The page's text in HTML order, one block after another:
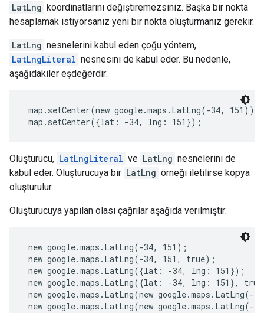
LatLng koordinatlarını değiştiremezsiniz. Başka bir nokta
hesaplamak istiyorsanız yeni bir nokta oluşturmanız gerekir.
LatLng nesnelerini kabul eden çoğu yöntem,
LatLngLiteral nesnesini de kabul eder. Bu nedenle,
aşağıdakiler eşdeğerdir:
map.setCenter(new google.maps.LatLng(-34, 151));
map.setCenter({lat: -34, lng: 151});
Oluşturucu, LatLngLiteral ve LatLng nesnelerini de
kabul eder. Oluşturucuya bir LatLng örneği iletilirse kopya
oluşturulur.
Oluşturucuya yapılan olası çağrılar aşağıda verilmiştir:
new google.maps.LatLng(-34, 151);
new google.maps.LatLng(-34, 151, true);
new google.maps.LatLng({lat: -34, lng: 151});
new google.maps.LatLng({lat: -34, lng: 151},
new google.maps.LatLng(new google.maps.LatLng(-
new google.maps.LatLng(new